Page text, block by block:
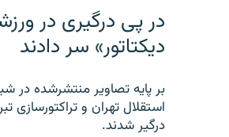
در پی درگیری در
دیکتاتور» سر دادند
بر پایه تصاویر منتشرشده در
استقلال تهران و تراکتورسازی
درگیر شدند.